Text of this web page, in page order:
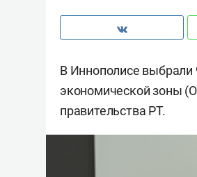
В Иннополисе выбрали
экономической зоны
правительства РТ.